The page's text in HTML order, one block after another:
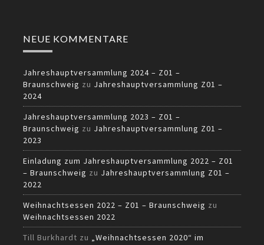
NEUE KOMMENTARE
Jahreshauptversammlung 2024 – Z01 –
Braunschweig zu Jahreshauptversammlung Z01 –
2024
Jahreshauptversammlung 2023 – Z01 –
Braunschweig zu Jahreshauptversammlung Z01 –
2023
Einladung zum Jahreshauptversammlung 2022 – Z01
– Braunschweig zu Jahreshauptversammlung Z01 –
2022
Weihnachtsessen 2022 – Z01 – Braunschweig zu
Weihnachtsessen 2022
Till Burkhardt zu „Weihnachtsessen 2020“ im